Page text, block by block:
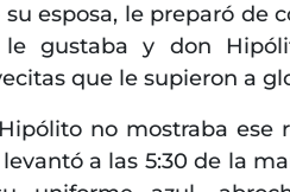
esposa, le preparó de
le gustaba y don
que le supieron a
no mostraba ese
a las 5:30 de la